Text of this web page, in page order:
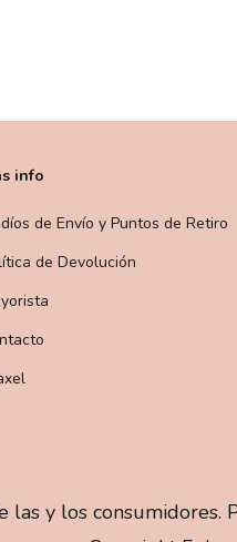
info
de Envío y Puntos de Retiro
de Devolución
las y los consumidores.